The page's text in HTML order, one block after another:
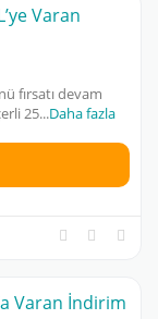
Varan
fırsatı devam
25...Daha fazla
Varan İndirim